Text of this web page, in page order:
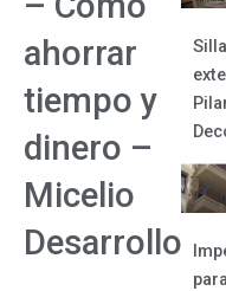
ahorrar
tiempo y
dinero –
Micelio
Desarrollos